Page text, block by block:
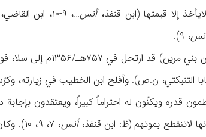
إلا قیمتها (ابن قنفذ،أنس
، ۹).
وقیل إن السلطان أبا
التنبكتي، ن.ص). وأفلح ابن الخطیب في زیارته،
قدره ویكنّون له احتراماً كبیراً، ویعتقدون
لاتنقطع بموتهم (ظ: ابن قنفذ،أنس